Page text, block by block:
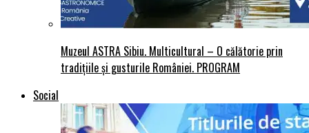
Muzeul ASTRA Sibiu. Multicultural – O călătorie prin
tradițiile și gusturile României. PROGRAM
Social